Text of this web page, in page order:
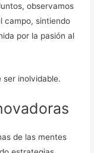
observamos
campo, sintiendo
por la pasión al
inolvidable.
de las mentes